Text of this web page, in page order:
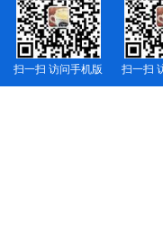
扫一扫 访问手机版 扫一扫